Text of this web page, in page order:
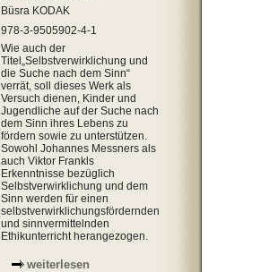
Büsra KODAK
978-3-9505902-4-1
Wie auch der
Titel„Selbstverwirklichung und
die Suche nach dem Sinn“
verrät, soll dieses Werk als
Versuch dienen, Kinder und
Jugendliche auf der Suche nach
dem Sinn ihres Lebens zu
fördern sowie zu unterstützen.
Sowohl Johannes Messners als
auch Viktor Frankls
Erkenntnisse bezüglich
Selbstverwirklichung und dem
Sinn werden für einen
selbstverwirklichungsfördernden
und sinnvermittelnden
Ethikunterricht herangezogen.
weiterlesen